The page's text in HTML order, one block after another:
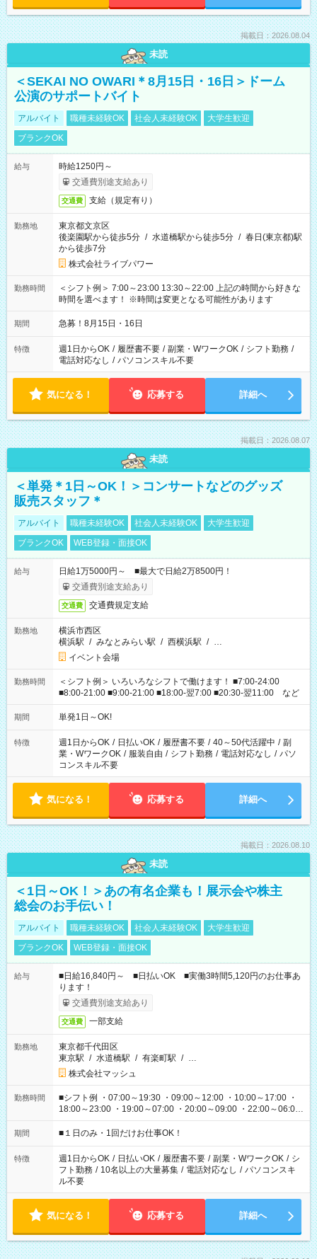
掲載日：2026.08.04
未読
＜SEKAI NO OWARI＊8月15日・16日＞ドーム
公演のサポートバイト
アルバイト 職種未経験OK 社会人未経験OK
大学生歓迎
ブランクOK
給与
時給1250円～
交通費別途支給あり
交通費 支給（規定有り）
勤務地
東京都文京区
後楽園駅から徒歩5分 / 水道橋駅から徒歩5分 / 春日(東京都)駅
から徒歩7分
株式会社ライブパワー
勤務時間
＜シフト例＞ 7:00～23:00 13:30～22:00 上記の時間から好きな
時間を選べます！ ※時間は変更となる可能性があります
期間 急募！8月15日・16日
特徴 週1日からOK / 履歴書不要 / 副業・WワークOK / シフト勤務 /
電話対応なし / パソコンスキル不要
気になる！ 応募する 詳細へ
掲載日：2026.08.07
未読
＜単発＊1日～OK！＞コンサートなどのグッズ
販売スタッフ＊
アルバイト 職種未経験OK 社会人未経験OK
大学生歓迎
ブランクOK
WEB登録・面接OK
給与
日給1万5000円～ ■最大で日給2万8500円！
交通費別途支給あり
交通費 交通費規定支給
勤務地
横浜市西区
横浜駅 / みなとみらい駅 / 西横浜駅 / …
イベント会場
勤務時間
＜シフト例＞ いろいろなシフトで働けます！ ■7:00-24:00
■8:00-21:00 ■9:00-21:00 ■18:00-翌7:00 ■20:30-翌11:00 など
期間 単発1日～OK!
特徴 週1日からOK / 日払いOK / 履歴書不要 / 40～50代活躍中 / 副
業・WワークOK / 服装自由 / シフト勤務 / 電話対応なし / パソ
コンスキル不要
気になる！ 応募する 詳細へ
掲載日：2026.08.10
未読
＜1日～OK！＞あの有名企業も！展示会や株主
総会のお手伝い！
アルバイト 職種未経験OK 社会人未経験OK
大学生歓迎
ブランクOK
WEB登録・面接OK
給与
■日給16,840円～ ■日払いOK ■実働3時間5,120円のお仕事あ
ります！
交通費別途支給あり
交通費 一部支給
勤務地
東京都千代田区
東京駅 / 水道橋駅 / 有楽町駅 / …
株式会社マッシュ
勤務時間
■シフト例 ・07:00～19:30 ・09:00～12:00 ・10:00～17:00 ・
18:00～23:00 ・19:00～07:00 ・20:00～09:00 ・22:00～06:00
etc ★最短で3時間で5,120円のお仕事から 15時間で2万円近く稼
げるお仕事も！ ご希望のお時間に合わせてご紹介！ ※シフトは
ください！
期間 ■１日のみ・1回だけお仕事OK！
特徴 週1日からOK / 日払いOK / 履歴書不要 / 副業・WワークOK / シ
フト勤務 / 10名以上の大量募集 / 電話対応なし / パソコンスキ
ル不要
気になる！ 応募する 詳細へ